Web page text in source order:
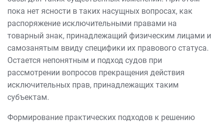
пока нет ясности в таких насущных вопросах, как
распоряжение исключительными правами на
товарный знак, принадлежащий физическим лицами и
самозанятым ввиду специфики их правового статуса.
Остается непонятным и подход судов при
рассмотрении вопросов прекращения действия
исключительных прав, принадлежащих таким
субъектам.
Формирование практических подходов к решению